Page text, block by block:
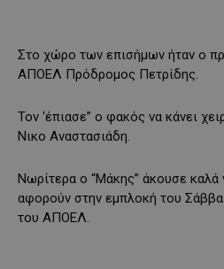
Στο χώρο των επισήμων ήταν ο
ΑΠΟΕΛ Πρόδρομος Πετρίδης.
Τον ‘έπιασε” ο φακός να κάνει
Νικο Αναστασιάδη.
Νωρίτερα ο “Μάκης” άκουσε καλά
αφορούν στην εμπλοκή του Σάββα
του ΑΠΟΕΛ.